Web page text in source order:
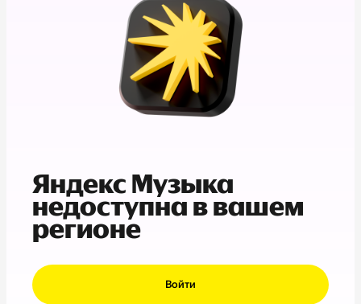
Яндекс Музыка
недоступна в вашем
регионе
Войти